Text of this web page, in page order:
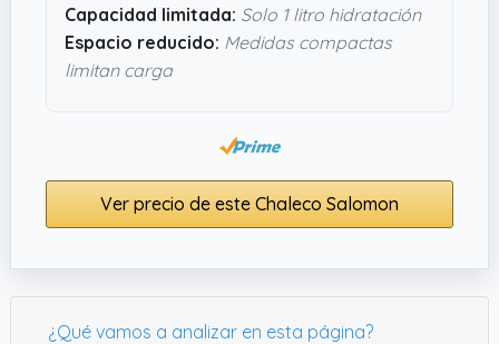
exigentes. No está mal para quien quiere algo
pensado para rendir y aguantar.
Capacidad limitada: Solo 1 litro hidratación
Espacio reducido: Medidas compactas
limitan carga
Ver precio de este Chaleco Salomon
¿Qué vamos a analizar en esta página?